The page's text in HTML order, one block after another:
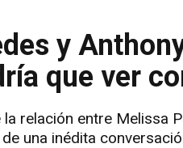
y
que ver
relación entre Melissa
una inédita